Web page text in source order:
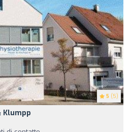
5 (5)
Klumpp